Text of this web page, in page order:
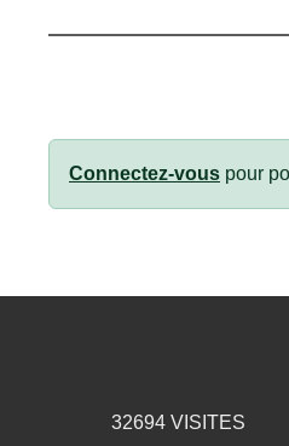
Connectez-vous pour
32694VISITES